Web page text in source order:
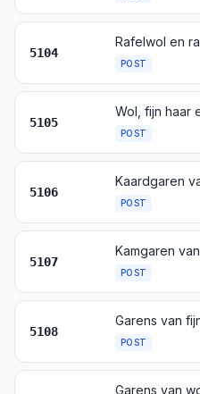
5104
POST
5105
POST
5106
POST
5107
POST
5108
POST